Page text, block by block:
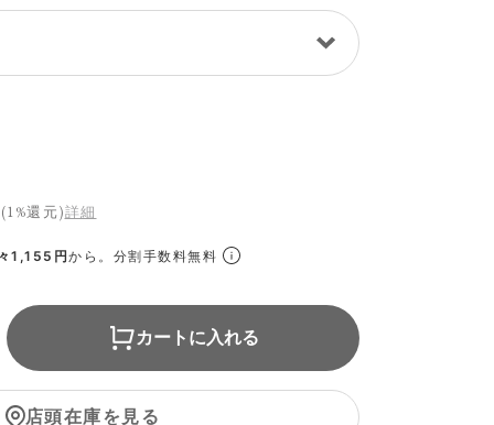
(1%還元)詳細
1,155円から。分割手数料無料
カートに入れる
店頭在庫を見る